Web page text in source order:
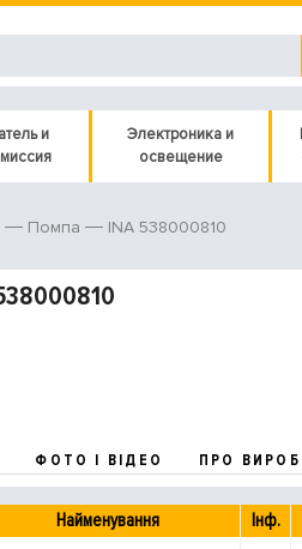
и
Электроника и
освещение
Помпа INA 538000810
ФОТО І ВІДЕО ПРО
Найменування Інф.